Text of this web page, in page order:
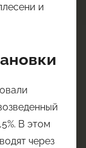
и
В этом
через